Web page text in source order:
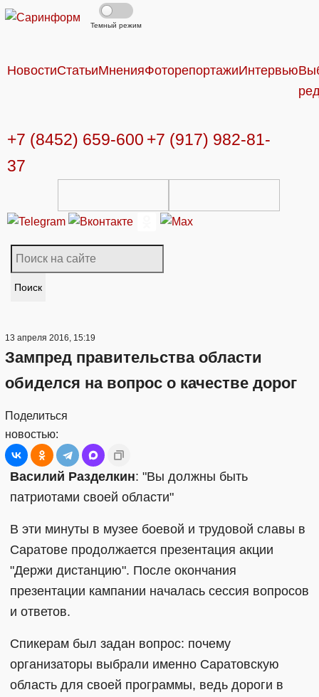
Темный режим
НовостиСтатьиМненияФоторепортажиИнтервью
+7 (8452) 659-600 +7 (917) 982-81-
37
Поиск
13 апреля 2016, 15:19
Зампред правительства области
обиделся на вопрос о качестве дорог
Поделиться
новостью:
Василий Разделкин: "Вы должны быть
патриотами своей области"
В эти минуты в музее боевой и трудовой славы в
Саратове продолжается презентация акции
"Держи дистанцию". После окончания
презентации кампании началась сессия вопросов
и ответов.
Спикерам был задан вопрос: почему
организаторы выбрали именно Саратовскую
область для своей программы, ведь дороги в